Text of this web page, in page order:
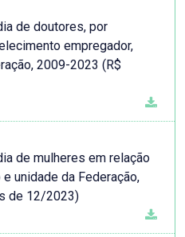
de doutores, por
empregador,
2009-2023 (R$
de mulheres em relação
unidade da Federação,
de 12/2023)